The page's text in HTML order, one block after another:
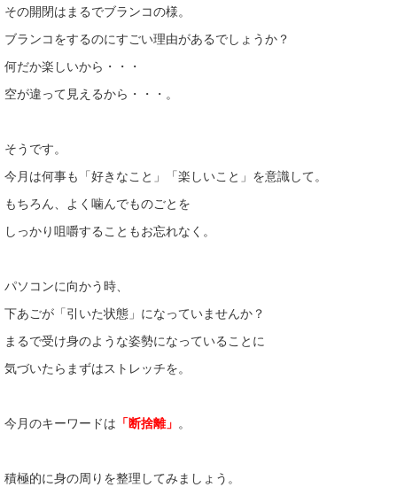
その開閉はまるでブランコの様。
ブランコをするのにすごい理由があるでしょうか？
何だか楽しいから・・・
空が違って見えるから・・・。
そうです。
今月は何事も「好きなこと」「楽しいこと」を意識して。
もちろん、よく噛んでものごとを
しっかり咀嚼することもお忘れなく。
パソコンに向かう時、
下あごが「引いた状態」になっていませんか？
まるで受け身のような姿勢になっていることに
気づいたらまずはストレッチを。
今月のキーワードは 「断捨離」 。
積極的に身の周りを整理してみましょう。